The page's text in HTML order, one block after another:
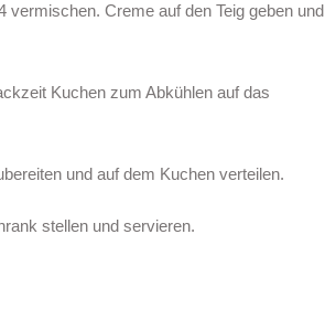
vermischen. Creme auf den Teig geben und
Kuchen zum Abkühlen auf das
und auf dem Kuchen verteilen.
stellen und servieren.